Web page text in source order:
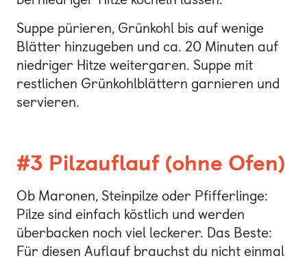
Suppe pürieren, Grünkohl bis auf wenige
Blätter hinzugeben und ca. 20 Minuten auf
niedriger Hitze weitergaren. Suppe mit
restlichen Grünkohlblättern garnieren und
servieren.
#3 Pilzauflauf (ohne Ofen)
Ob Maronen, Steinpilze oder Pfifferlinge:
Pilze sind einfach köstlich und werden
überbacken noch viel leckerer. Das Beste:
Für diesen Auflauf brauchst du nicht einmal